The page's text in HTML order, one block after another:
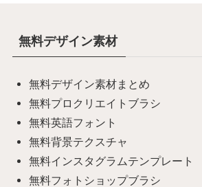
無料デザイン素材
無料デザイン素材まとめ
無料プロクリエイトブラシ
無料英語フォント
無料背景テクスチャ
無料インスタグラムテンプレート
無料フォトショップブラシ